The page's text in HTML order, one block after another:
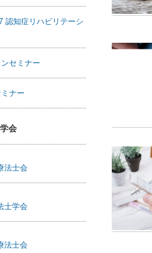
認知症リハビリテーシ
セミナー
ナー
会